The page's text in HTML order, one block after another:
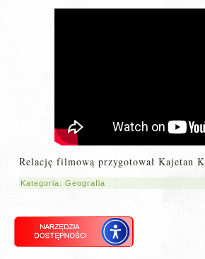
Relację filmową przygotował Kajetan
Kategoria:Geografia